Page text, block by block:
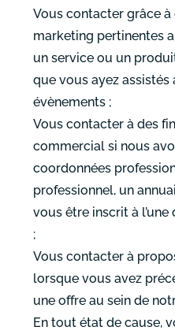
Vous contacter grâce
marketing pertinentes
un service ou un
que vous ayez assistés
évènements ;
Vous contacter à des
commercial si nous
coordonnées
professionnel, un
vous être inscrit à
;
Vous contacter à
lorsque vous avez
une offre au sein de
En tout état de cause,